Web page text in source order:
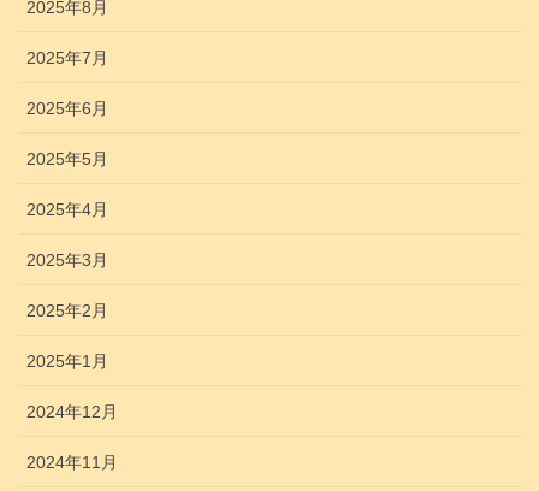
2025年8月
2025年7月
2025年6月
2025年5月
2025年4月
2025年3月
2025年2月
2025年1月
2024年12月
2024年11月